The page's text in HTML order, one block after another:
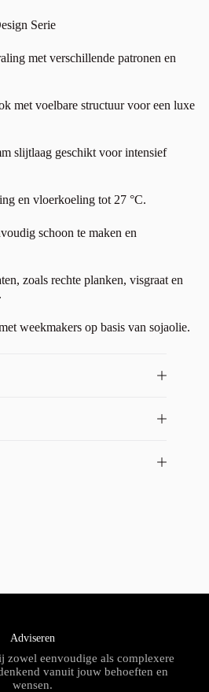
Serie
met verschillende patronen en
met voelbare structuur voor een luxe
slijtlaag geschikt voor intensief
en vloerkoeling tot 27 °C.
schoon te maken en
zoals rechte planken, visgraat en
weekmakers op basis van sojaolie.
Adviseren
zowel eenvoudige als complexere
vanuit jouw behoeften en
wensen.